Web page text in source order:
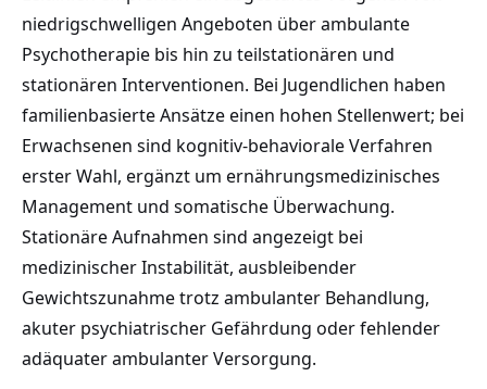
niedrigschwelligen Angeboten über ambulante
Psychotherapie bis hin zu teilstationären und
stationären Interventionen. Bei Jugendlichen haben
familienbasierte Ansätze einen hohen Stellenwert; bei
Erwachsenen sind kognitiv-behaviorale Verfahren
erster Wahl, ergänzt um ernährungsmedizinisches
Management und somatische Überwachung.
Stationäre Aufnahmen sind angezeigt bei
medizinischer Instabilität, ausbleibender
Gewichtszunahme trotz ambulanter Behandlung,
akuter psychiatrischer Gefährdung oder fehlender
adäquater ambulanter Versorgung.